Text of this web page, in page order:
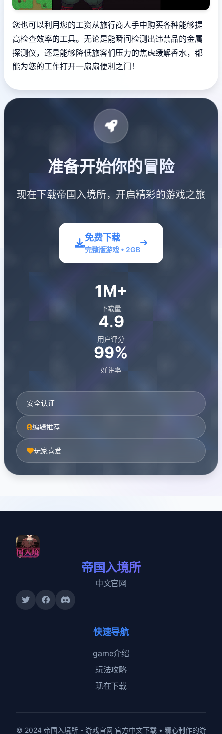
您也可以利用您的工资从旅行商人手中购买各种能够提
高检查效率的工具。无论是能瞬间检测出违禁品的金属
探测仪，还是能够降低旅客们压力的焦虑缓解香水，都
能为您的工作打开一扇扇便利之门！
准备开始你的冒险
现在下载帝国入境所，开启精彩的游戏之旅
免费下载
完整版游戏 • 2GB
1M+
下载量
4.9
用户评分
99%
好评率
安全认证
编辑推荐
玩家喜爱
帝国入境所
中文官网
快速导航
game介绍
玩法攻略
现在下载
© 2024 帝国入境所 - 游戏官网 官方中文下载 • 精心制作的游